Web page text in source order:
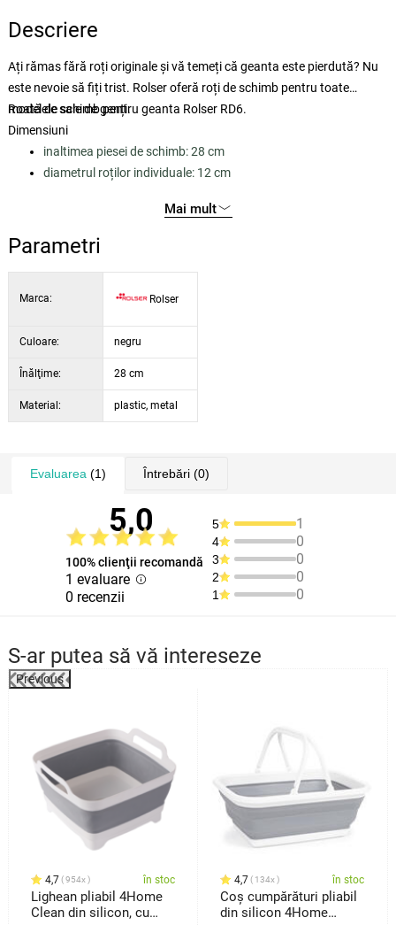
Descriere
Ați rămas fără roți originale și vă temeți că geanta este pierdută? Nu
este nevoie să fiți trist. Rolser oferă roți de schimb pentru toate
modelele sale de genți.
Roată de schimb pentru geanta Rolser RD6.
Dimensiuni
inaltimea piesei de schimb: 28 cm
diametrul roților individuale: 12 cm
Mai mult
Parametri
Marca: Rolser
Culoare: negru
Înălţime: 28 cm
Material: plastic, metal
Evaluarea (1) Întrebări(0)
5,0
100% clienţii recomandă
1 evaluare
0 recenzii
5 1
4 0
3 0
2 0
1 0
S-ar putea să vă intereseze
Previous
4,7 954x în stoc
Lighean pliabil 4Home
Clean din silicon, cu
4,7 134x în stoc
Coș cumpărături pliabil
din silicon 4Home